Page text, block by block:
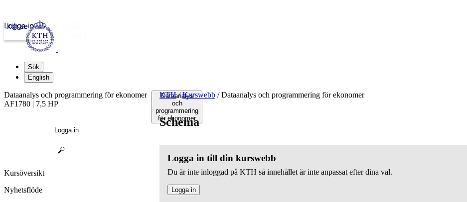
kth.se
Logga in
Sök
English
Dataanalys
och
programmering
för ekonomer
KTH / Kurswebb /Dataanalys och programmering för ekonomer
Schema
Logga in till din kurswebb
Du är inte inloggad på KTH så innehållet är inte anpassat efter dina val.
Logga in
Dataanalys och programmering för ekonomer
AF1780 | 7,5 HP
Logga in
Kursöversikt
Nyhetsflöde